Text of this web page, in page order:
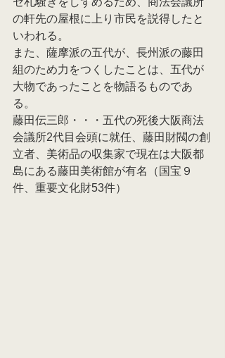
の軒先の屋根に上り市民を説得したと
いわれる。
また、薩摩派の五代が、長州派の藤田
組のため力をつくしたことは、五代が
大物であったことを物語るものであ
る。
藤田伝三郎・・・五代の死後大阪商法
会議所2代目会頭に就任、藤田財閥の創
立者、美術品の収集家で現在は大阪都
島にある藤田美術館が有名（国宝９
件、重要文化財53件）